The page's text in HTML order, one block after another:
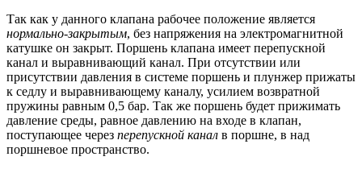
Так как у данного клапана рабочее положение является
нормально-закрытым, без напряжения на электромагнитной
катушке он закрыт. Поршень клапана имеет перепускной
канал и выравнивающий канал. При отсутствии или
присутствии давления в системе поршень и плунжер прижаты
к седлу и выравнивающему каналу, усилием возвратной
пружины равным 0,5 бар. Так же поршень будет прижимать
давление среды, равное давлению на входе в клапан,
поступающее через перепускной канал в поршне, в над
поршневое пространство.